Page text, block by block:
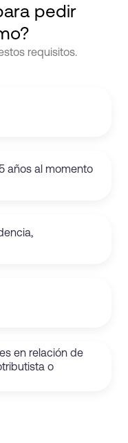
pedir
requisitos.
años al momento
en relación de
o